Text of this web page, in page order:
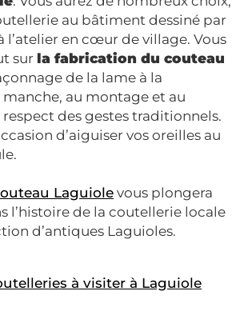
au bâtiment dessiné par
l’atelier en cœur de village. Vous
sur la fabrication du couteau
de la lame à la
au montage et au
respect des gestes traditionnels.
d’aiguiser vos oreilles au
Laguiole vous plongera
l’histoire de la coutellerie locale
d’antiques Laguioles.
à visiter à Laguiole